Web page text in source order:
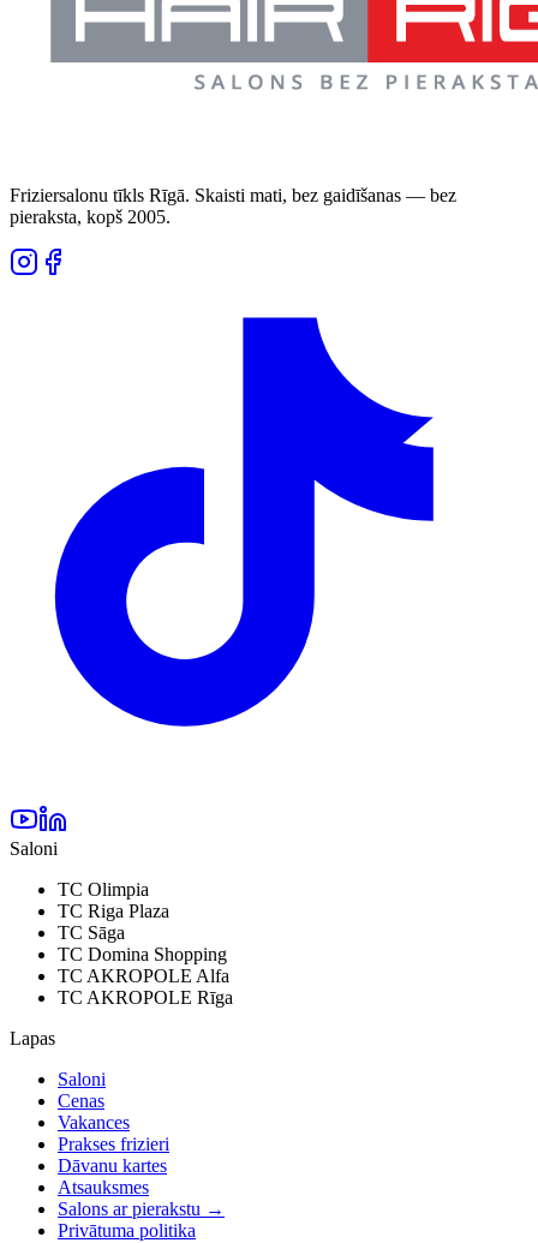
Friziersalonu tīkls Rīgā. Skaisti mati, bez gaidīšanas — bez
pieraksta, kopš 2005.
Saloni
TC Olimpia
TC Riga Plaza
TC Sāga
TC Domina Shopping
TC AKROPOLE Alfa
TC AKROPOLE Rīga
Lapas
Saloni
Cenas
Vakances
Prakses frizieri
Dāvanu kartes
Atsauksmes
Salons ar pierakstu →
Privātuma politika